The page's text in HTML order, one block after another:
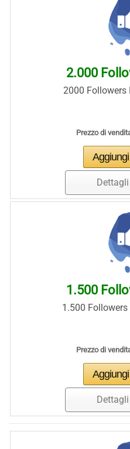
2.000
2000 Followers
Prezzo di
1.500
1.500
Prezzo di